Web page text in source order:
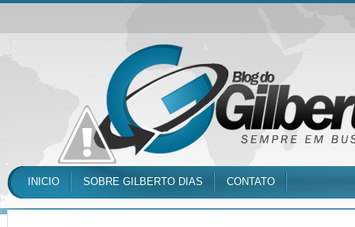
INICIO SOBRE GILBERTO DIAS CONTATO